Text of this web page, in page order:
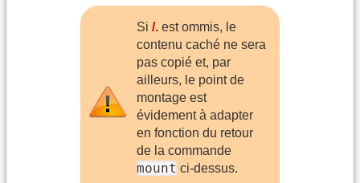
Si /.est ommis, le
contenu caché ne sera
pas copié et, par
ailleurs, le point de
montage est
évidement à adapter
en fonction du retour
de la commande
mount ci-dessus.